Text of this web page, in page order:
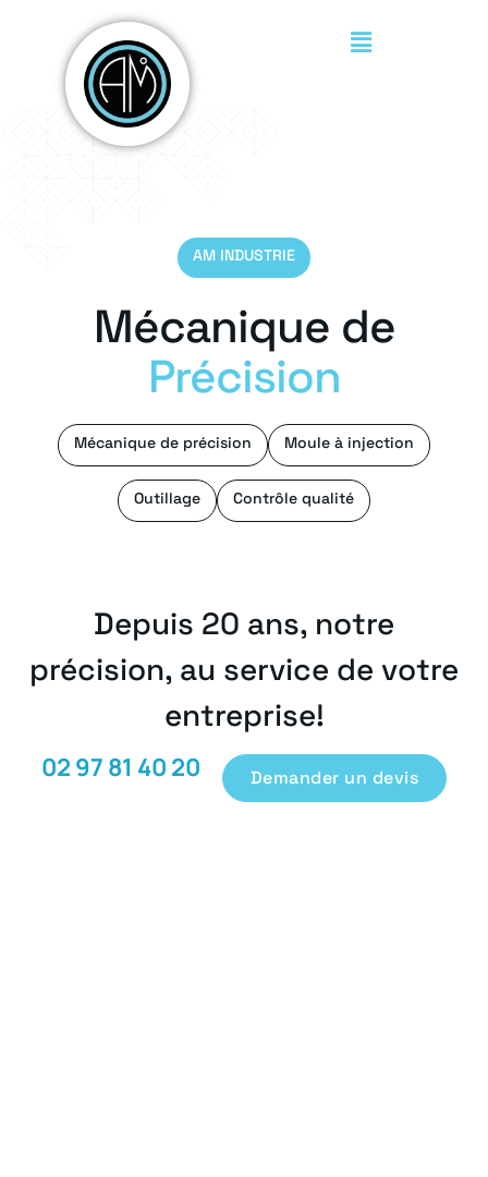
AM INDUSTRIE
Mécanique de
Précision
Mécanique de précision Moule à injection
Outillage Contrôle qualité
Depuis 20 ans, notre
précision, au service de votre
entreprise!
02 97 81 40 20 Demander un devis